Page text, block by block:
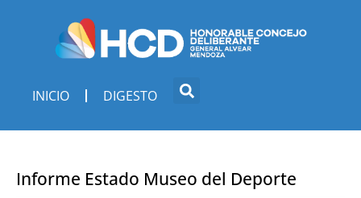
INICIO DIGESTO
Informe Estado Museo del Deporte